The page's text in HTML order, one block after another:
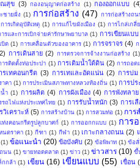
ณสุข (3) กองอนุญาตก่อสร้าง (1) กองออกแบบ
ชายฝั่ง (1) การก่อสร้าง (47) การก่อสร้างถ
การเกิดอุบัติเหตุ (1) การแก้ไขผังเมือง (1) การไกล่เกลี่ย
รและการเบิกจ่ายค่ารักษาพยาบาล (1) การเขียนแบบ
บิด (1) การเคลื่อนตัวของอาคาร (1) การจราจร (4) ก
การเดินสาย (2) การตรวจการจ้างงานก่อสร้าง (1)
ารติดตั้งท่อประปา (1) การเติมน้ำใต้ดิน (2) การถอด
รเทคอนกรีต (3) การเทและอัดแน่น (2) การบ่ม
าคา (1) การประเมินสภาพทางหลวงท้องถิ่น (1) การปร
น้ำ (1) การผลิต (4) การผังเมือง (4) การพังทลาย
รถไฟแห่งประเทศไทย (1) การรับน้ำหนัก (3) การเ
วิเคราะห์ (5) การสร้างบ้าน (1) การสวมท่อ (1) การ
ท่งคอนกรีตรูปลูกบาศก์ (1) การออกกแบบ (1) การ
นดราคา (1) กีฑา (1) กีฬา (1) เกาะกลางถนน (2)
(1) ข้อแนะนำ (20) ข้อบังคับ (2) ข้อพิพาท (1) ข้อสั่
นน (1) ขายทอดตลาด (1) ข่าว (1) ข่าวสาร (10) ขึ้
กกล้า (1) เขียน (16) เขียนแบบ (55) เขื่อน